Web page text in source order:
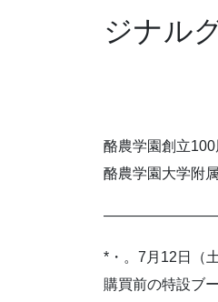
ジナル
酪農学園創立
酪農学園大学附
*・。7月12日（
購買前の特設ブ